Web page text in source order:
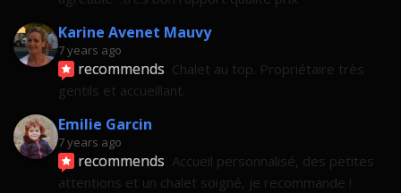
Karine Avenet Mauvy
7 years ago
recommends Chalet au top. Propriétaire très
gentils et accueillant.
Emilie Garcin
7 years ago
recommends Accueil personnalisé, des petites
attentions et un chalet soigné, je recommande !